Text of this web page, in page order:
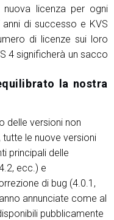
licenza per ogni
di successo e KVS
di licenze sui loro
4 significherà un sacco
la nostra
delle versioni non
tutte le nuove versioni
principali delle
ecc.) e
di bug (4.0.1,
annunciate come al
pubblicamente